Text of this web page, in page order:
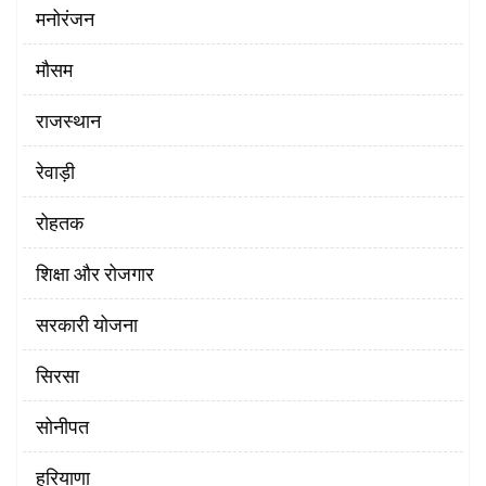
मनोरंजन
मौसम
राजस्थान
रेवाड़ी
रोहतक
शिक्षा और रोजगार
सरकारी योजना
सिरसा
सोनीपत
हरियाणा